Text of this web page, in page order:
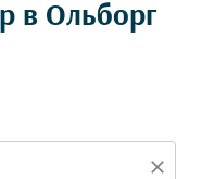
в Ольборг
close